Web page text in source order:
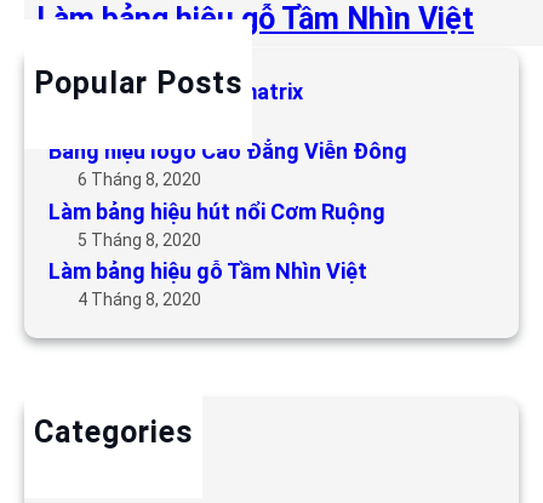
Làm bảng hiệu gỗ Tầm Nhìn Việt
Popular Posts
Làm bảng hiệu LED matrix
Bảng hiệu logo Cao Đẳng Viễn Đông
6 Tháng 8, 2020
Làm bảng hiệu hút nổi Cơm Ruộng
5 Tháng 8, 2020
Làm bảng hiệu gỗ Tầm Nhìn Việt
4 Tháng 8, 2020
Categories